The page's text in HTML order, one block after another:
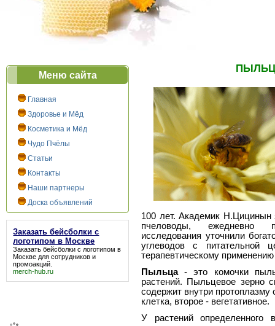
Меню сайта
Главная
Здоровье и Мёд
Косметика и Мёд
Чудо Пчёлы
Статьи
Контакты
Наши партнеры
Доска объявлений
Заказать бейсболки с
логотипом в Москве
Заказать бейсболки с логотипом в
Москве для сотрудников и
промоакций.
merch-hub.ru
100 лет. Академик
пчеловоды, ежедневно
исследования уточнили
углеводов с питательной
терапевтическому
Пыльца- это комочки
растений. Пыльцевое зерно
содержит внутри
клетка, второе - вегетативное.
У растений определенного